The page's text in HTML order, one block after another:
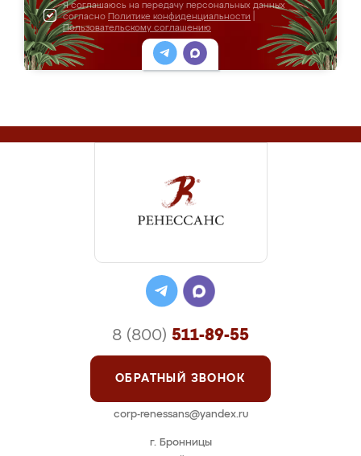
Я соглашаюсь на передачу персональных данных
согласно Политике конфиденциальности
Пользовательскому соглашению
г. Бронницы
8 (800) 511-89-55
ОБРАТНЫЙ ЗВОНОК
corp-renessans@yandex.ru